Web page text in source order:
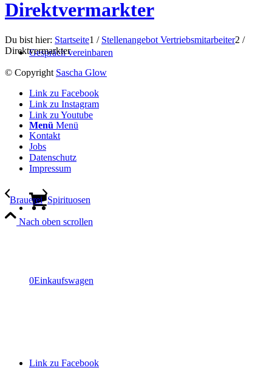
Gespräch vereinbaren
Menü Menü
0Einkaufswagen
Link zu Facebook
Direktvermarkter
Du bist hier: Startseite1 / Stellenangebot Vertriebsmitarbeiter2 /
Direktvermarkter
© Copyright Sascha Glow
Link zu Facebook
Link zu Instagram
Link zu Youtube
Kontakt
Jobs
Datenschutz
Impressum
Brauerei Spirituosen
Nach oben scrollen